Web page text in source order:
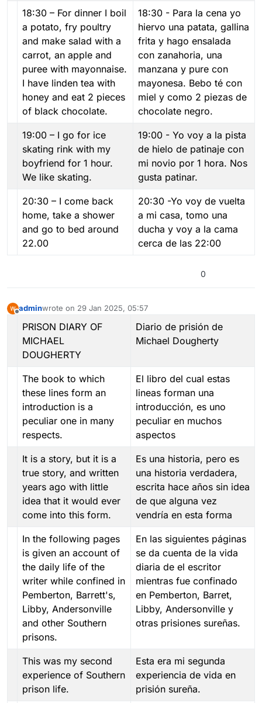
18:30 – For dinner I boil
a potato, fry poultry
and make salad with a
carrot, an apple and
puree with mayonnaise.
I have linden tea with
honey and eat 2 pieces
of black chocolate.
18:30 - Para la cena yo
hiervo una patata, gallina
frita y hago ensalada
con zanahoria, una
manzana y pure con
mayonesa. Bebo té con
miel y como 2 piezas de
chocolate negro.
19:00 – I go for ice
skating rink with my
boyfriend for 1 hour.
We like skating.
19:00 - Yo voy a la pista
de hielo de patinaje con
mi novio por 1 hora. Nos
gusta patinar.
20:30 – I come back
home, take a shower
and go to bed around
22.00
20:30 -Yo voy de vuelta
a mi casa, tomo una
ducha y voy a la cama
cerca de las 22:00
0
adminwrote on 29 Jan 2025, 05:57
last edited by
PRISON DIARY OF
MICHAEL
DOUGHERTY
Diario de prisión de
Michael Dougherty
The book to which
these lines form an
introduction is a
peculiar one in many
respects.
El libro del cual estas
lineas forman una
introducción, es uno
peculiar en muchos
aspectos
It is a story, but it is a
true story, and written
years ago with little
idea that it would ever
come into this form.
Es una historia, pero es
una historia verdadera,
escrita hace años sin idea
de que alguna vez
vendría en esta forma
In the following pages
is given an account of
the daily life of the
writer while confined in
Pemberton, Barrett's,
Libby, Andersonville
and other Southern
prisons.
En las siguientes páginas
se da cuenta de la vida
diaria de el escritor
mientras fue confinado
en Pemberton, Barret,
Libby, Andersonville y
otras prisiones sureñas.
This was my second
experience of Southern
prison life.
Esta era mi segunda
experiencia de vida en
prisión sureña.